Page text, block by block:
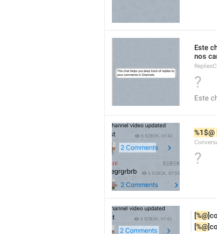
Este
nos
?
Este
%1$@
?
[%@
[%@